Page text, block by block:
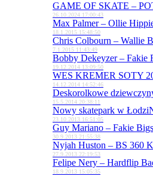
GAME OF SKATE –
26.10.2024 17:00:43
Max Palmer – Ollie
18.1.2015 15:48:50
Chris Colbourn – Wallie
7.1.2015 11:43:49
Bobby Dekeyzer – Fakie
19.12.2014 13:09:50
WES KREMER SOTY
14.12.2014 14:52:46
Deskorolkowe
15.5.2014 20:38:11
Nowy skatepark w Łodzi
23.10.2013 16:51:05
Guy Mariano – Fakie
30.9.2013 21:55:38
Nyjah Huston – BS 360
27.9.2013 22:19:53
Felipe Nery – Hardflip
18.9.2013 15:05:35